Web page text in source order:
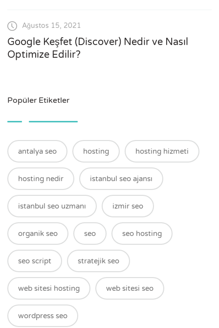
Ağustos 15, 2021
Google Keşfet (Discover) Nedir ve Nasıl
Optimize Edilir?
Popüler Etiketler
antalya seo hosting hosting hizmeti
hosting nedir istanbul seo ajansı
istanbul seo uzmanı izmir seo
organik seo seo seo hosting
seo script stratejik seo
web sitesi hosting web sitesi seo
wordpress seo